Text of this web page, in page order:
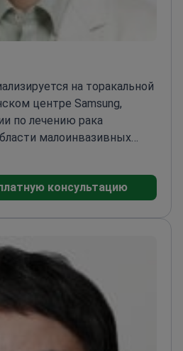
на торакальной
центре Samsung,
по лечению рака
малоинвазивных
центров Южной
прецизионных методах
консультацию